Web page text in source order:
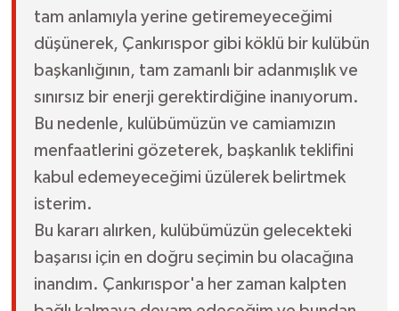
tam anlamıyla yerine getiremeyeceğimi
düşünerek, Çankırıspor gibi köklü bir kulübün
başkanlığının, tam zamanlı bir adanmışlık ve
sınırsız bir enerji gerektirdiğine inanıyorum.
Bu nedenle, kulübümüzün ve camiamızın
menfaatlerini gözeterek, başkanlık teklifini
kabul edemeyeceğimi üzülerek belirtmek
isterim.
Bu kararı alırken, kulübümüzün gelecekteki
başarısı için en doğru seçimin bu olacağına
inandım. Çankırıspor'a her zaman kalpten